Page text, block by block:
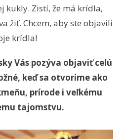
kukly. Zistí, že má krídla,
žiť. Chcem, aby ste objavili
krídla!
Vás pozýva objaviť celú
keď sa otvoríme ako
prírode i veľkému
tajomstvu.